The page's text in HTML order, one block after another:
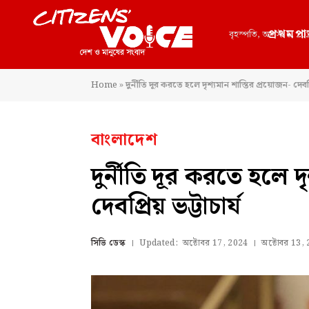
বৃহস্পতি, আগস্ট 6,
Home»দুর্নীতি দূর করতে হলে দৃশ্যমান শাস্তির প্রয়োজন-
বাংলাদেশ
দুর্নীতি দূর করতে হলে
দেবপ্রিয় ভট্টাচার্য
সিভি ডেস্ক Updated: অক্টোবর 17, 2024 অক্টোবর 13,